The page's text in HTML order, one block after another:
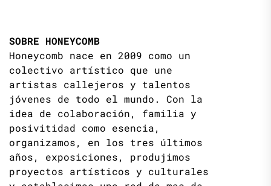
SOBRE HONEYCOMB
Honeycomb nace en 2009 como un
colectivo artístico que une
artistas callejeros y talentos
jóvenes de todo el mundo. Con la
idea de colaboración, familia y
posivitidad como esencia,
organizamos, en los tres últimos
años, exposiciones, produjimos
proyectos artísticos y culturales